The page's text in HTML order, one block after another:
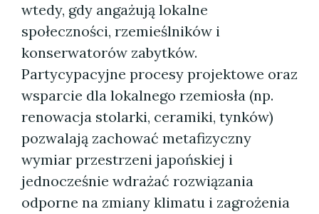
wtedy, gdy angażują lokalne
społeczności, rzemieślników i
konserwatorów zabytków.
Partycypacyjne procesy projektowe oraz
wsparcie dla lokalnego rzemiosła (np.
renowacja stolarki, ceramiki, tynków)
pozwalają zachować metafizyczny
wymiar przestrzeni japońskiej i
jednocześnie wdrażać rozwiązania
odporne na zmiany klimatu i zagrożenia